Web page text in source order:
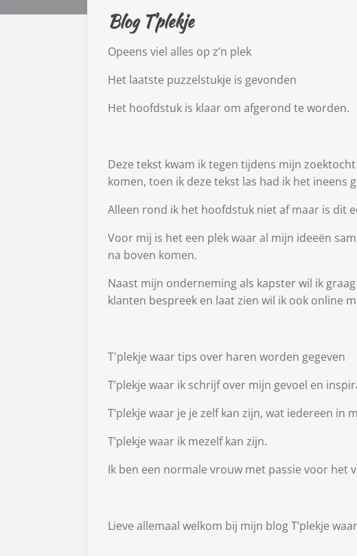
Blog T'plekje
Opeens viel alles op z’n plek
Het laatste puzzelstukje is gevonden
Het hoofdstuk is klaar om afgerond te worden.
Deze tekst kwam ik tegen tijdens mijn
komen, toen ik deze tekst las had ik het ineens
Alleen rond ik het hoofdstuk niet af maar is dit
Voor mij is het een plek waar al mijn ideeën
na boven komen.
Naast mijn onderneming als kapster wil ik
klanten bespreek en laat zien wil ik ook online
T'plekje waar tips over haren worden gegeven
T’plekje waar ik schrijf over mijn gevoel en
T’plekje waar je je zelf kan zijn, wat iedereen in
T’plekje waar ik mezelf kan zijn.
Ik ben een normale vrouw met passie voor het
Lieve allemaal welkom bij mijn blog T’plekje